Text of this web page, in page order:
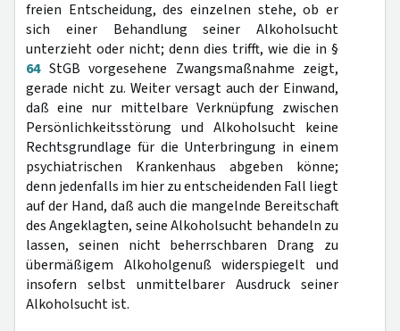
freien Entscheidung, des einzelnen stehe, ob er
sich einer Behandlung seiner Alkoholsucht
unterzieht oder nicht; denn dies trifft, wie die in §
64StGB vorgesehene Zwangsmaßnahme zeigt,
gerade nicht zu. Weiter versagt auch der Einwand,
daß eine nur mittelbare Verknüpfung zwischen
Persönlichkeitsstörung und Alkoholsucht keine
Rechtsgrundlage für die Unterbringung in einem
psychiatrischen Krankenhaus abgeben könne;
denn jedenfalls im hier zu entscheidenden Fall liegt
auf der Hand, daß auch die mangelnde Bereitschaft
des Angeklagten, seine Alkoholsucht behandeln zu
lassen, seinen nicht beherrschbaren Drang zu
übermäßigem Alkoholgenuß widerspiegelt und
insofern selbst unmittelbarer Ausdruck seiner
Alkoholsucht ist.